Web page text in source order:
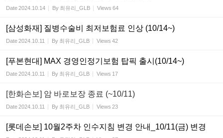
Date2024.10.14 By 최유리_GLB Views 64
[삼성화재] 질병수술비 최저보험료 인상 (10/14~)
Date2024.10.11 By 최유리_GLB Views 42
[푸본현대] MAX 경영인정기보험 탑픽 출시(10/14~)
Date2024.10.11 By 최유리_GLB Views 17
[한화손보] 암 바로보장 종료 (~10/11)
Date2024.10.11 By 최유리_GLB Views 23
[롯데손보] 10월2주차 인수지침 변경 안내_10/11(금) 변경